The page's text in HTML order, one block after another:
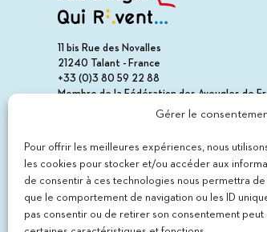
Gérer le
Pour offrir les meilleures expériences, nous
les cookies pour stocker et/ou accéder aux
de consentir à ces technologies nous permettra
que le comportement de navigation ou les ID
pas consentir ou de retirer son consentement
11 bis Rue des Novalles
21240 Talant - France
+33 (0)3 80 59 22 88
Membre de la Fédération des Aveugles de
Membre du collectif Les Éditeurs Atypiques